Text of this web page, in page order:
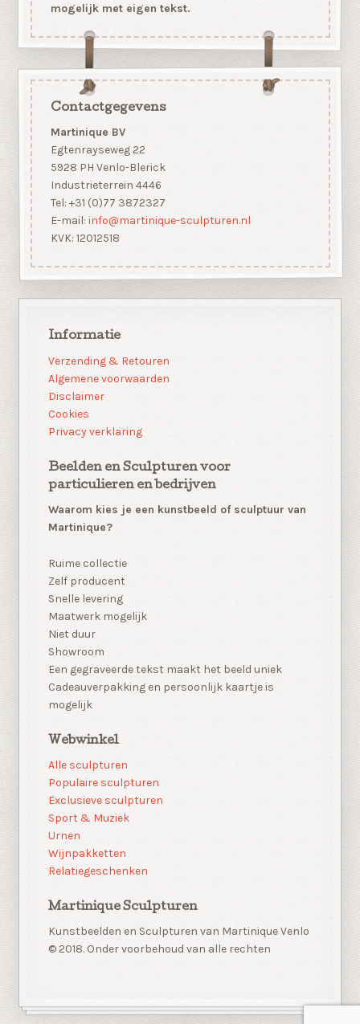
mogelijk met eigen tekst.
Contactgegevens
Martinique BV
Egtenrayseweg 22
5928 PH Venlo-Blerick
Industrieterrein 4446
Tel: +31 (0)77 3872327
E-mail: info@martinique-sculpturen.nl
KVK: 12012518
Informatie
Verzending & Retouren
Algemene voorwaarden
Disclaimer
Cookies
Privacy verklaring
Beelden en Sculpturen voor
particulieren en bedrijven
Waarom kies je een kunstbeeld of sculptuur van
Martinique?
Ruime collectie
Zelf producent
Snelle levering
Maatwerk mogelijk
Niet duur
Showroom
Een gegraveerde tekst maakt het beeld uniek
Cadeauverpakking en persoonlijk kaartje is
mogelijk
Webwinkel
Alle sculpturen
Populaire sculpturen
Exclusieve sculpturen
Sport & Muziek
Urnen
Wijnpakketten
Relatiegeschenken
Martinique Sculpturen
Kunstbeelden en Sculpturen van Martinique Venlo
© 2018. Onder voorbehoud van alle rechten